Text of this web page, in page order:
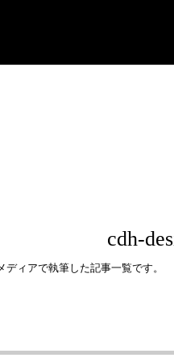
cdh-
ィアで執筆した記事一覧です。